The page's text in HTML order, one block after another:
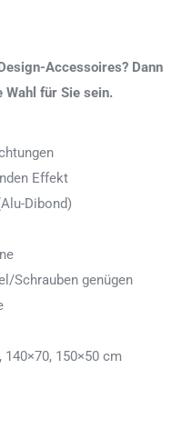
Accessoires? Dann
für Sie sein.
Effekt
Dibond)
Schrauben genügen
140×70, 150×50 cm